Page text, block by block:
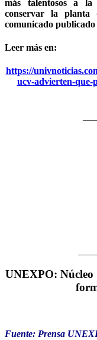
más talentosos a
conservar la planta
comunicado
Leer más en:
https://
ucv-advierten-que-
UNEXPO:
Fuente: Prensa